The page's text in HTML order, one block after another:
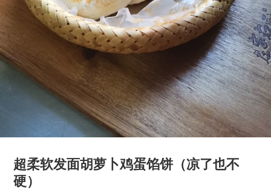
超柔软发面胡萝卜鸡蛋馅饼（凉了也不
硬）